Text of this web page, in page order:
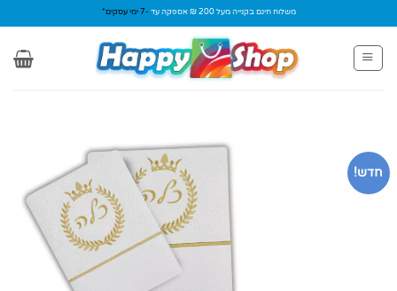
to
content
משלוח חינם בקנייה מעל 200 ₪ אספקה עד -7 ימי עסקים*
חדש!